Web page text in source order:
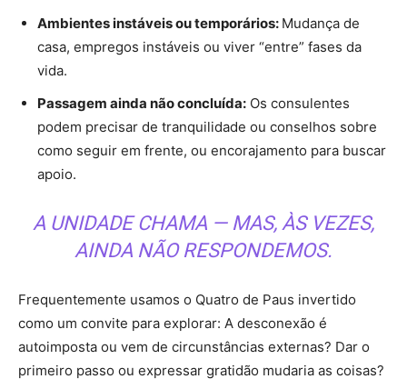
Ambientes instáveis ou temporários: Mudança de
casa, empregos instáveis ou viver “entre” fases da
vida.
Passagem ainda não concluída: Os consulentes
podem precisar de tranquilidade ou conselhos sobre
como seguir em frente, ou encorajamento para buscar
apoio.
A UNIDADE CHAMA — MAS, ÀS VEZES,
AINDA NÃO RESPONDEMOS.
Frequentemente usamos o Quatro de Paus invertido
como um convite para explorar: A desconexão é
autoimposta ou vem de circunstâncias externas? Dar o
primeiro passo ou expressar gratidão mudaria as coisas?